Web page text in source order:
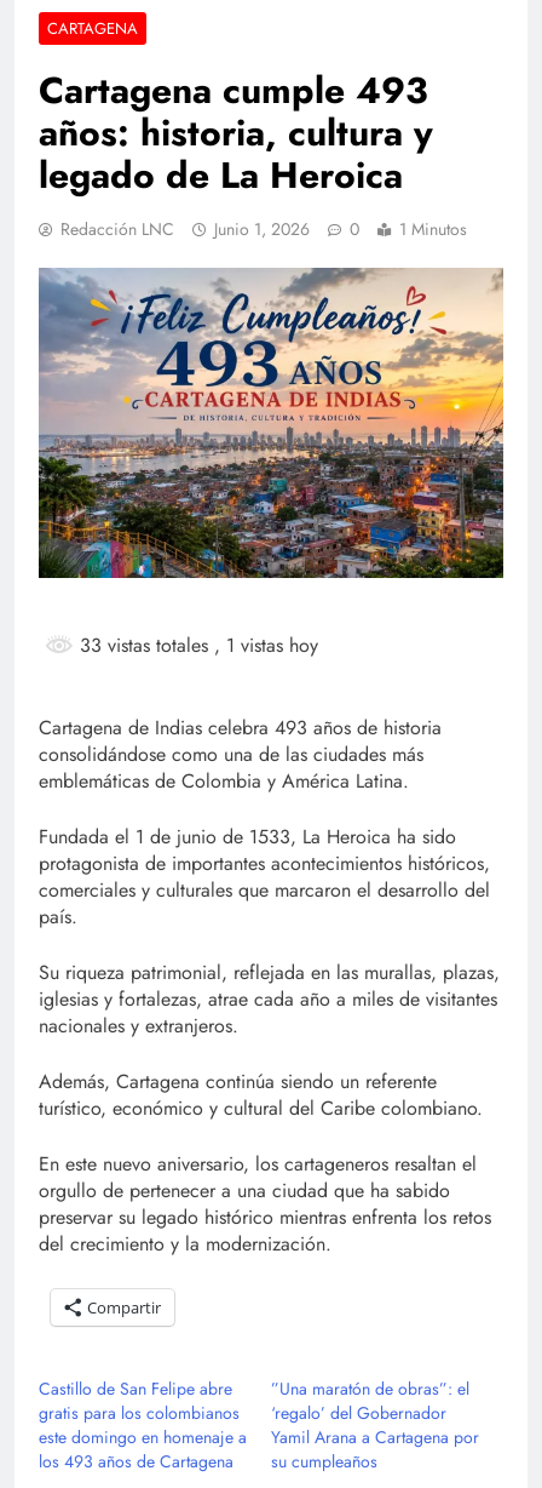
CARTAGENA
Cartagena cumple 493
años: historia, cultura y
legado de La Heroica
Redacción LNC Junio 1, 2026 0 1 Minutos
33 vistas totales , 1 vistas hoy
Cartagena de Indias celebra 493 años de historia
consolidándose como una de las ciudades más
emblemáticas de Colombia y América Latina.
Fundada el 1 de junio de 1533, La Heroica ha sido
protagonista de importantes acontecimientos históricos,
comerciales y culturales que marcaron el desarrollo del
país.
Su riqueza patrimonial, reflejada en las murallas, plazas,
iglesias y fortalezas, atrae cada año a miles de visitantes
nacionales y extranjeros.
Además, Cartagena continúa siendo un referente
turístico, económico y cultural del Caribe colombiano.
En este nuevo aniversario, los cartageneros resaltan el
orgullo de pertenecer a una ciudad que ha sabido
preservar su legado histórico mientras enfrenta los retos
del crecimiento y la modernización.
Compartir
Castillo de San Felipe abre
gratis para los colombianos
este domingo en homenaje a
los 493 años de Cartagena
”Una maratón de obras”: el
‘regalo’ del Gobernador
Yamil Arana a Cartagena por
su cumpleaños